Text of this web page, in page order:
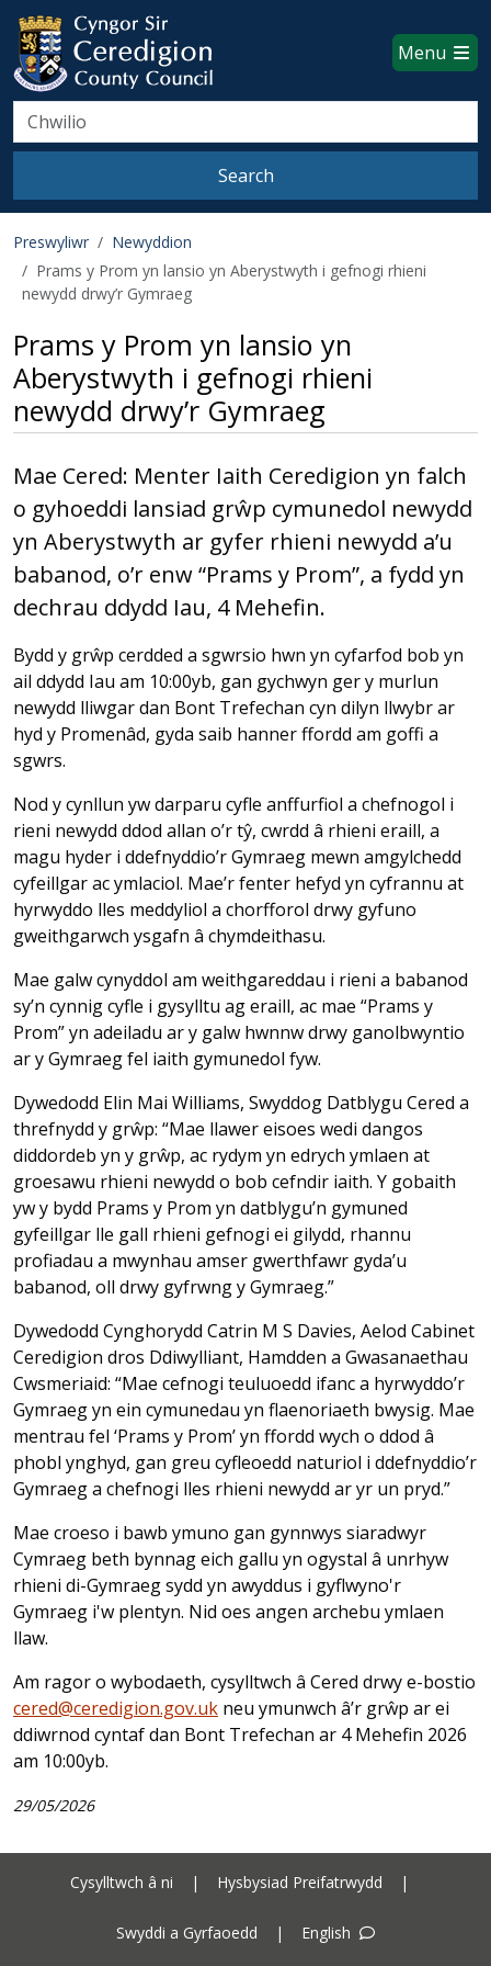
Skip to main content
Ceredigion County Council
Menu
Search
Search
Preswyliwr
Newyddion
Prams y Prom yn lansio yn Aberystwyth i gefnogi rhieni
newydd drwy’r Gymraeg
Prams y Prom yn lansio yn
Aberystwyth i gefnogi rhieni
newydd drwy’r Gymraeg
Mae Cered: Menter Iaith Ceredigion yn falch
o gyhoeddi lansiad grŵp cymunedol newydd
yn Aberystwyth ar gyfer rhieni newydd a’u
babanod, o’r enw “Prams y Prom”, a fydd yn
dechrau ddydd Iau, 4 Mehefin.
Bydd y grŵp cerdded a sgwrsio hwn yn cyfarfod bob yn
ail ddydd Iau am 10:00yb, gan gychwyn ger y murlun
newydd lliwgar dan Bont Trefechan cyn dilyn llwybr ar
hyd y Promenâd, gyda saib hanner ffordd am goffi a
sgwrs.
Nod y cynllun yw darparu cyfle anffurfiol a chefnogol i
rieni newydd ddod allan o’r tŷ, cwrdd â rhieni eraill, a
magu hyder i ddefnyddio’r Gymraeg mewn amgylchedd
cyfeillgar ac ymlaciol. Mae’r fenter hefyd yn cyfrannu at
hyrwyddo lles meddyliol a chorfforol drwy gyfuno
gweithgarwch ysgafn â chymdeithasu.
Mae galw cynyddol am weithgareddau i rieni a babanod
sy’n cynnig cyfle i gysylltu ag eraill, ac mae “Prams y
Prom” yn adeiladu ar y galw hwnnw drwy ganolbwyntio
ar y Gymraeg fel iaith gymunedol fyw.
Dywedodd Elin Mai Williams, Swyddog Datblygu Cered a
threfnydd y grŵp: “Mae llawer eisoes wedi dangos
diddordeb yn y grŵp, ac rydym yn edrych ymlaen at
groesawu rhieni newydd o bob cefndir iaith. Y gobaith
yw y bydd Prams y Prom yn datblygu’n gymuned
gyfeillgar lle gall rhieni gefnogi ei gilydd, rhannu
profiadau a mwynhau amser gwerthfawr gyda’u
babanod, oll drwy gyfrwng y Gymraeg.”
Dywedodd Cynghorydd Catrin M S Davies, Aelod Cabinet
Ceredigion dros Ddiwylliant, Hamdden a Gwasanaethau
Cwsmeriaid: “Mae cefnogi teuluoedd ifanc a hyrwyddo’r
Gymraeg yn ein cymunedau yn flaenoriaeth bwysig. Mae
mentrau fel ‘Prams y Prom’ yn ffordd wych o ddod â
phobl ynghyd, gan greu cyfleoedd naturiol i ddefnyddio’r
Gymraeg a chefnogi lles rhieni newydd ar yr un pryd.”
Mae croeso i bawb ymuno gan gynnwys siaradwyr
Cymraeg beth bynnag eich gallu yn ogystal â unrhyw
rhieni di-Gymraeg sydd yn awyddus i gyflwyno'r
Gymraeg i'w plentyn. Nid oes angen archebu ymlaen
llaw.
Am ragor o wybodaeth, cysylltwch â Cered drwy e-bostio
cered@ceredigion.gov.uk neu ymunwch â’r grŵp ar ei
ddiwrnod cyntaf dan Bont Trefechan ar 4 Mehefin 2026
am 10:00yb.
29/05/2026
Cysylltwch â ni | Hysbysiad Preifatrwydd |
Swyddi a Gyrfaoedd | English